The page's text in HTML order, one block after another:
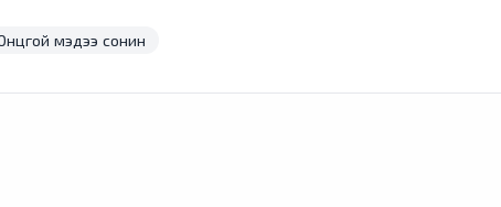
мэдээ сонин